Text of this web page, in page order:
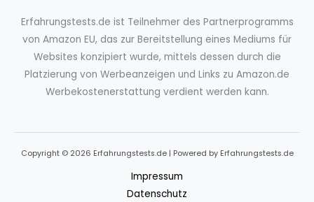
Erfahrungstests.de ist Teilnehmer des Partnerprogramms
von Amazon EU, das zur Bereitstellung eines Mediums für
Websites konzipiert wurde, mittels dessen durch die
Platzierung von Werbeanzeigen und Links zu Amazon.de
Werbekostenerstattung verdient werden kann.
Copyright © 2026 Erfahrungstests.de | Powered by Erfahrungstests.de
Impressum
Datenschutz